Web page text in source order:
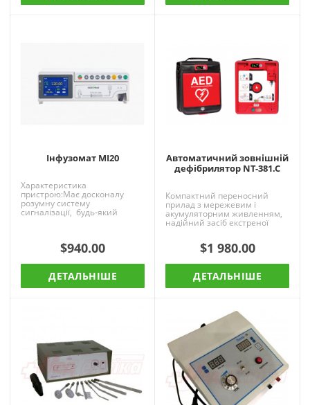
Інфузомат МІ20
Характеристика
пристрою:Має досконалу
розумну систему
сигналізації, будь-який
стандартний набір для
$940.00
ДЕТАЛЬНІШЕ
Автоматичний зовнішній
дефібрилятор NT-381.C
Компактний переносний
прилад з мережевим і
акумуляторним живленням,
надійний засіб екстреної
медичної допомоги,
призначений для реанімації
та електроі..$1 980.00
ДЕТАЛЬНІШЕ